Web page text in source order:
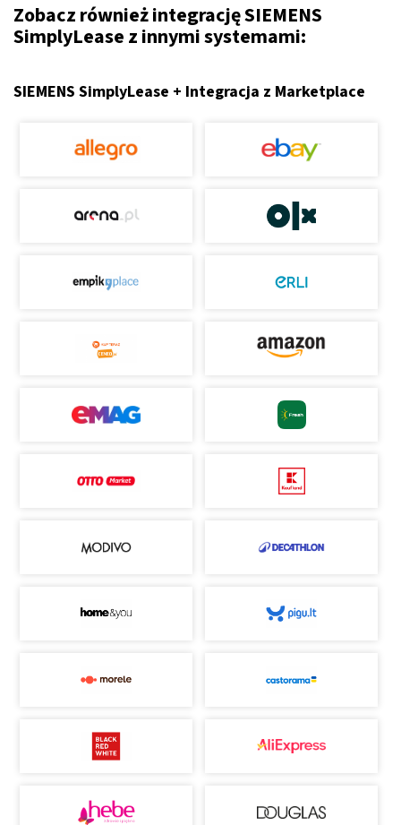
Zobacz również integrację SIEMENS
SimplyLease z innymi systemami:
SIEMENS SimplyLease + Integracja z Marketplace